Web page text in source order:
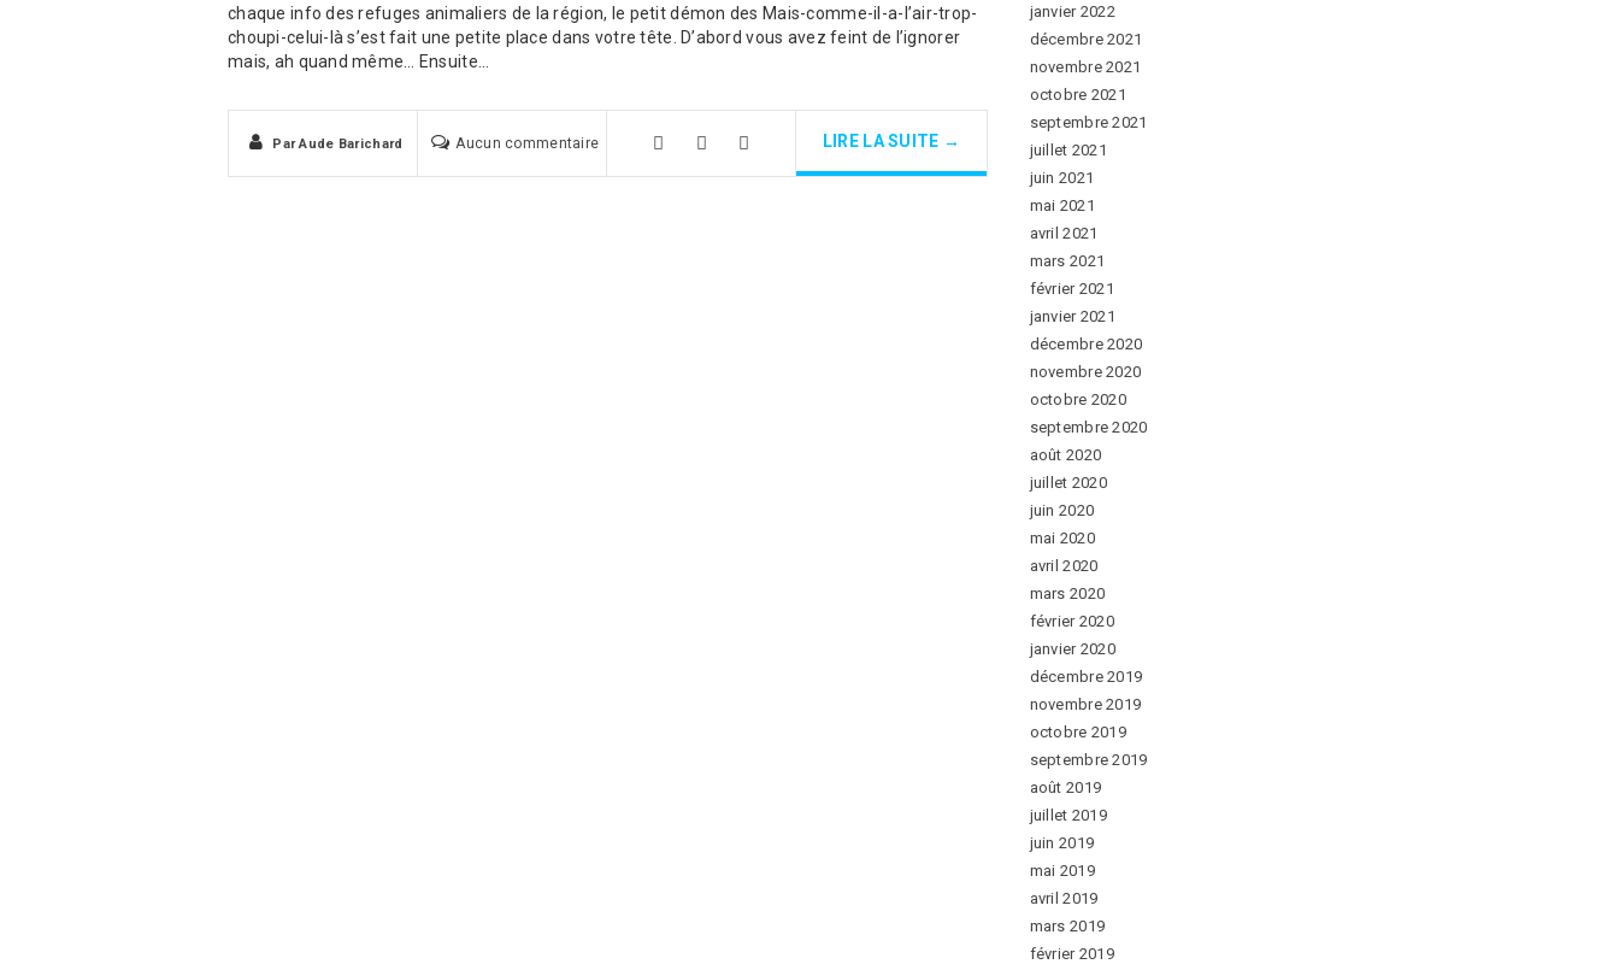
chaque info des refuges animaliers de la région, le petit démon des Mais-comme-il-a-l’air-trop-
choupi-celui-là s’est fait une petite place dans votre tête. D’abord vous avez feint de l’ignorer
mais, ah quand même… Ensuite…
ParAude Barichard Aucun commentaire LIRE LA SUITE →
janvier 2022
décembre 2021
novembre 2021
octobre 2021
septembre 2021
juillet 2021
juin 2021
mai 2021
avril 2021
mars 2021
février 2021
janvier 2021
décembre 2020
novembre 2020
octobre 2020
septembre 2020
août 2020
juillet 2020
juin 2020
mai 2020
avril 2020
mars 2020
février 2020
janvier 2020
décembre 2019
novembre 2019
octobre 2019
septembre 2019
août 2019
juillet 2019
juin 2019
mai 2019
avril 2019
mars 2019
février 2019